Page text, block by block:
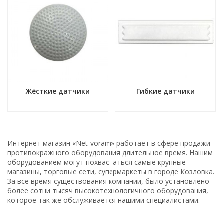
Жёсткие датчики Гибкие датчики
Интернет магазин «Net-voram» работает в сфере продажи
противокражного оборудования длительное время. Нашим
оборудованием могут похвастаться самые крупные
магазины, торговые сети, супермаркеты в городе Козловка.
За всё время существования компании, было установлено
более сотни тысяч высокотехнологичного оборудования,
которое так же обслуживается нашими специалистами.